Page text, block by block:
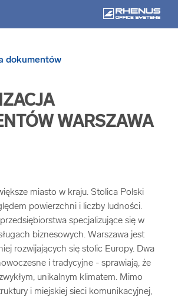
arrow_forward
arrow_forward
arrow_forward
dokumentów
WARSZAWA
miasto w kraju. Stolica Polski
powierzchni i liczby ludności.
specjalizujące się w
biznesowych. Warszawa jest
rozwijających się stolic Europy. Dwa
i tradycyjne - sprawiają, że
unikalnym klimatem. Mimo
i miejskiej sieci komunikacyjnej,